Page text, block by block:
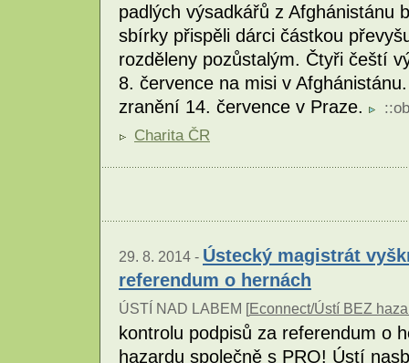
padlých výsadkářů z Afghánistánu
sbírky přispěli dárci částkou
rozděleny pozůstalým. Čtyři čeští
8. července na misi v
zranění 14. července v Praze.
::
Charita ČR
29. 8. 2014 - Ústecký magistrát
referendum o hernách
ÚSTÍ NAD LABEM [Econnect/Ústí BEZ
kontrolu podpisů za referendum o
hazardu společně s PRO! Ústí